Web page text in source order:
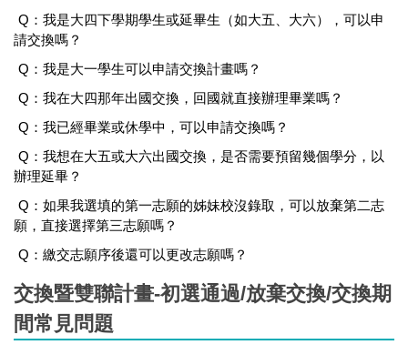
Q：我是大四下學期學生或延畢生（如大五、大六），可以申
請交換嗎？
Q：我是大一學生可以申請交換計畫嗎？
Q：我在大四那年出國交換，回國就直接辦理畢業嗎？
Q：我已經畢業或休學中，可以申請交換嗎？
Q：我想在大五或大六出國交換，是否需要預留幾個學分，以
辦理延畢？
Q：如果我選填的第一志願的姊妹校沒錄取，可以放棄第二志
願，直接選擇第三志願嗎？
Q：繳交志願序後還可以更改志願嗎？
交換暨雙聯計畫-初選通過/放棄交換/交換期
間常見問題